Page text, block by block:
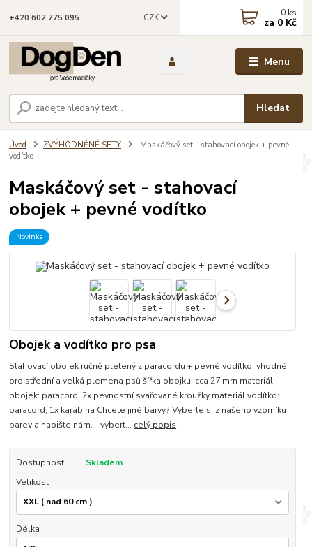
Menu
CZK
Hledat
+420 602 775 095 0 ks
za 0 Kč
Úvod ZVÝHODNĚNÉ SETY
Maskáčový set - stahovací obojek + pevné
vodítko
Maskáčový set - stahovací
obojek + pevné vodítko
Novinka
Obojek a vodítko pro psa
Stahovací obojek ručně pletený z paracordu + pevné vodítko vhodné
pro střední a velká plemena psů šířka obojku: cca 27 mm materiál
obojek: paracord, 2x pevnostní svařované kroužky materiál vodítko:
paracord, 1x karabina Chcete jiné barvy? Vyberte si z našeho vzorníku
barev a napište nám. - vybert... celý popis
Dostupnost
Skladem
Velikost
Délka